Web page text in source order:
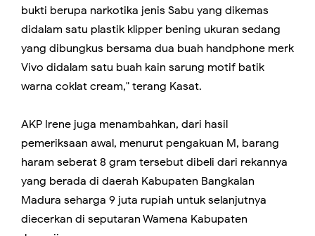
bukti berupa narkotika jenis Sabu yang dikemas
didalam satu plastik klipper bening ukuran sedang
yang dibungkus bersama dua buah handphone merk
Vivo didalam satu buah kain sarung motif batik
warna coklat cream," terang Kasat.
AKP Irene juga menambahkan, dari hasil
pemeriksaan awal, menurut pengakuan M, barang
haram seberat 8 gram tersebut dibeli dari rekannya
yang berada di daerah Kabupaten Bangkalan
Madura seharga 9 juta rupiah untuk selanjutnya
diecerkan di seputaran Wamena Kabupaten